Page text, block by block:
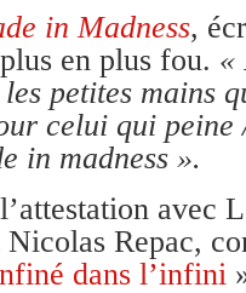
in Madness,
en plus fou. «
petites mains
celui qui
in madness ».
avec
Repac,
dans l’infini